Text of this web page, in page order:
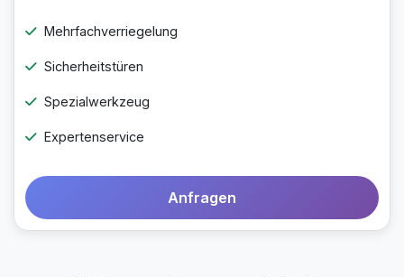
Mehrfachverriegelung
Sicherheitstüren
Spezialwerkzeug
Expertenservice
Anfragen